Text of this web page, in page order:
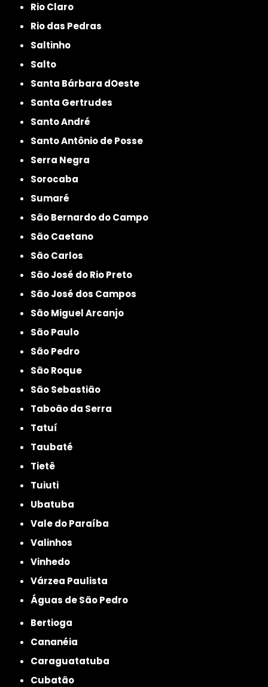
Rio Claro
Rio das Pedras
Saltinho
Salto
Santa Bárbara dOeste
Santa Gertrudes
Santo André
Santo Antônio de Posse
Serra Negra
Sorocaba
Sumaré
São Bernardo do Campo
São Caetano
São Carlos
São José do Rio Preto
São José dos Campos
São Miguel Arcanjo
São Paulo
São Pedro
São Roque
São Sebastião
Taboão da Serra
Tatuí
Taubaté
Tietê
Tuiuti
Ubatuba
Vale do Paraíba
Valinhos
Vinhedo
Várzea Paulista
Águas de São Pedro
Bertioga
Cananéia
Caraguatatuba
Cubatão